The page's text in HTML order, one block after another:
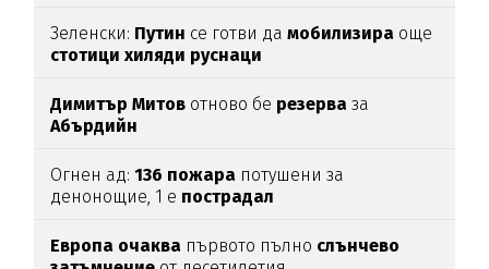
Зеленски: Путин се готви дамобилизира още
стотици хиляди руснаци
Димитър Митов отново бе резерва за
Абърдийн
Огнен ад:136 пожара потушени за
денонощие, 1 е пострадал
Европа очаква първото пълно слънчево